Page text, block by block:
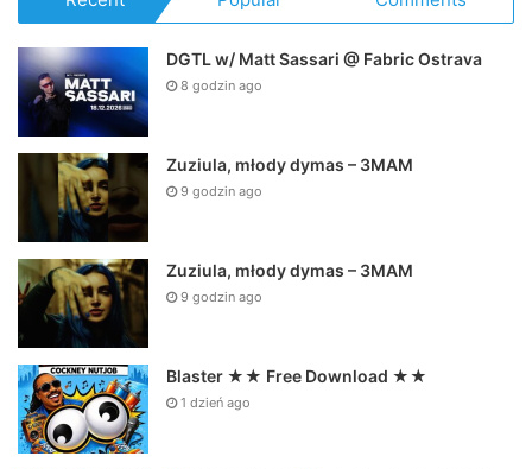
DGTL w/ Matt Sassari @ Fabric Ostrava
8 godzin ago
Zuziula, młody dymas – 3MAM
9 godzin ago
Zuziula, młody dymas – 3MAM
9 godzin ago
Blaster ★★ Free Download ★★
1 dzień ago